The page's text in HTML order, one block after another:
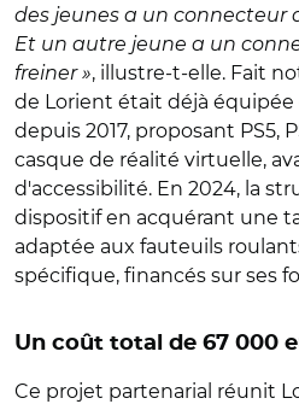
des jeunes a un connecteur
Et un autre jeune a un
freiner », illustre-t-elle. Fait
de Lorient était déjà
depuis 2017, proposant PS5,
casque de réalité virtuelle,
d'accessibilité. En 2024, la
dispositif en acquérant une
adaptée aux fauteuils
spécifique, financés sur ses
Un coût total de 67 000
Ce projet partenarial réunit